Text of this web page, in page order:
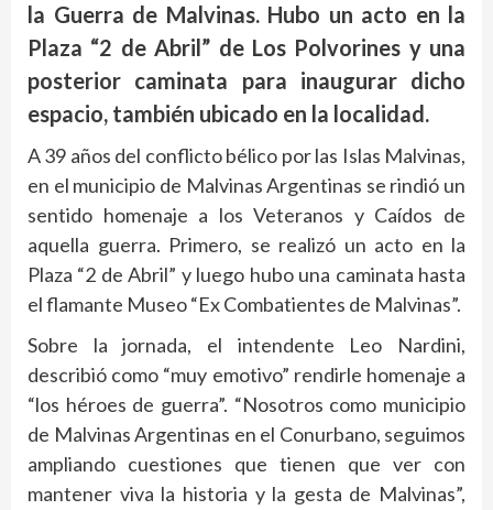
la Guerra de Malvinas. Hubo un acto en la
Plaza “2 de Abril” de Los Polvorines y una
posterior caminata para inaugurar dicho
espacio, también ubicado en la localidad.
A 39 años del conflicto bélico por las Islas Malvinas,
en el municipio de Malvinas Argentinas se rindió un
sentido homenaje a los Veteranos y Caídos de
aquella guerra. Primero, se realizó un acto en la
Plaza “2 de Abril” y luego hubo una caminata hasta
el flamante Museo “Ex Combatientes de Malvinas”.
Sobre la jornada, el intendente Leo Nardini,
describió como “muy emotivo” rendirle homenaje a
“los héroes de guerra”. “Nosotros como municipio
de Malvinas Argentinas en el Conurbano, seguimos
ampliando cuestiones que tienen que ver con
mantener viva la historia y la gesta de Malvinas”,